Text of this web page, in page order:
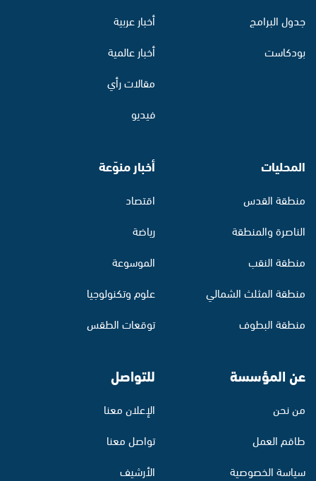
جدول البرامج
بودكاست
أخبار عربية
أخبار عالمية
مقالات رأي
فيديو
المحليات
منطقة القدس
الناصرة والمنطقة
منطقة النقب
منطقة المثلث الشمالي
منطقة البطوف
أخبار منوّعة
اقتصاد
رياضة
الموسوعة
علوم وتكنولوجيا
توقعات الطقس
عن المؤسسة
من نحن
طاقم العمل
سياسة الخصوصية
للتواصل
الإعلان معنا
تواصل معنا
الأرشيف